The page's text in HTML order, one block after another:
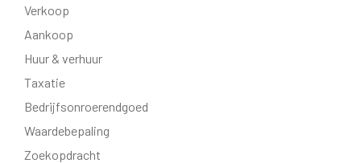
- berging is inbegrepen in de koopprijs van de kavel;
- servicekosten circa € 150 per maand voor gezamenlijke
grond en opstal (berging);
- nieuwbouwplan ligt in het Beekdal landschap.
Verkoop
Aankoop
Huur & verhuur
Taxatie
Bedrijfsonroerendgoed
Waardebepaling
Zoekopdracht